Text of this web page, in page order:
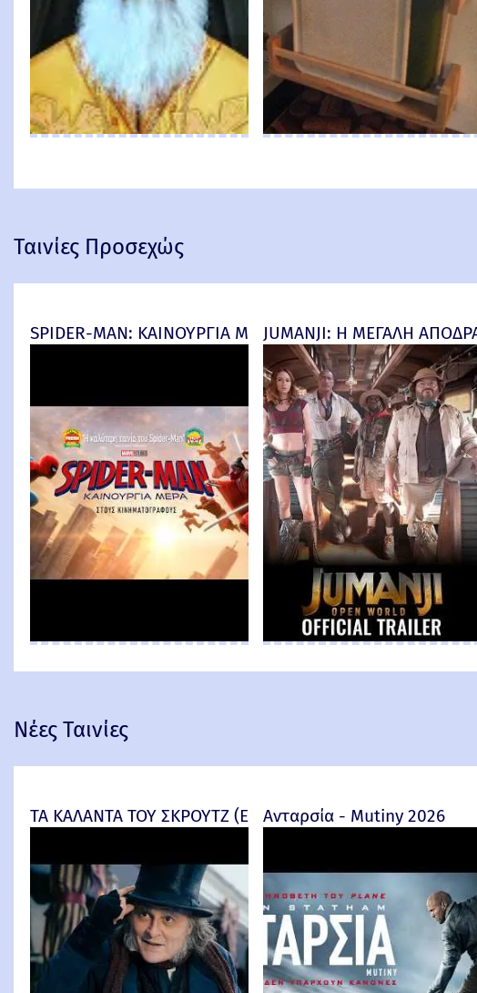
Ταινίες Προσεχώς
SPIDER-MAN: ΚΑΙΝΟΥΡΓΙΑ ΜΕΡΑ (Spider-Man: Brand New
JUMANJI: Η ΜΕΓΑΛΗ
Νέες Ταινίες
ΤΑ ΚΑΛΑΝΤΑ ΤΟΥ ΣΚΡΟΥΤΖ (Ebenezer) -Ανταρσία - Mutiny 2026